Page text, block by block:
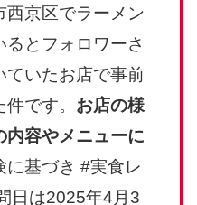
西京区でラーメン
とフォロワーさ
ていたお店で事前
です。 お店の様
内容やメニューに
に基づき #実食レ
日は2025年4月3